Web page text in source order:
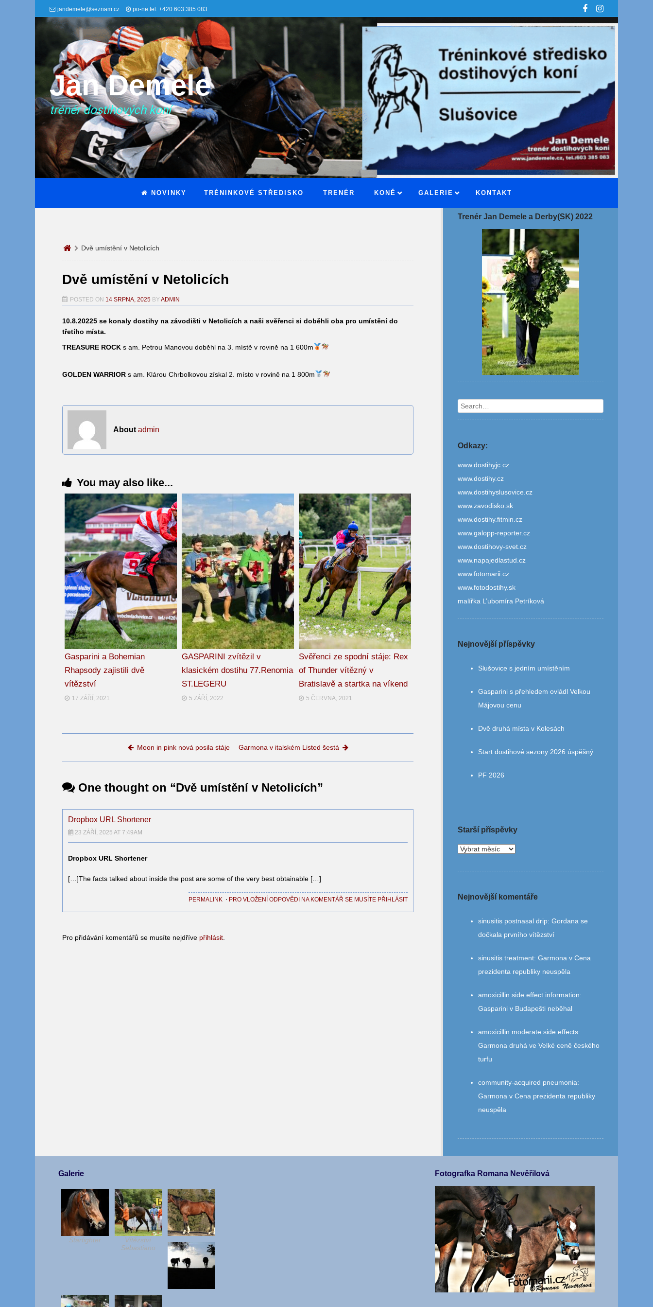
jandemele@seznam.cz po-ne tel: +420 603 385 083
Jan Demele
trénér dostihových koní
NOVINKY TRÉNINKOVÉ STŘEDISKO TRENÉR KONĚ GALERIE KONTAKT
Dvě umístění v Netolicích
Dvě umístění v Netolicích
POSTED ON 14 SRPNA, 2025 BYADMIN
10.8.20225 se konaly dostihy na závodišti v Netolicích a naši svěřenci si doběhli oba pro umístění do
třetího místa.
TREASURE ROCK s am. Petrou Manovou doběhl na 3. místě v rovině na 1 600m
GOLDEN WARRIOR s am. Klárou Chrbolkovou získal 2. místo v rovině na 1 800m
About admin
You may also like...
Gasparini a Bohemian
Rhapsody zajistili dvě
vítězství
17 ZÁŘÍ, 2021
GASPARINI zvítězil v
klasickém dostihu 77.Renomia
ST.LEGERU
5 ZÁŘÍ, 2022
Svěřenci ze spodní stáje: Rex
of Thunder vítězný v
Bratislavě a startka na víkend
5 ČERVNA, 2021
Post navigationMoon in pink nová posila stáje Garmona v italském Listed šestá
One thought on “Dvě umístění v Netolicích”
Dropbox URL Shortener
23 ZÁŘÍ, 2025 AT 7:49AM
Dropbox URL Shortener
[…]The facts talked about inside the post are some of the very best obtainable […]
PERMALINK⋅ PRO VLOŽENÍ ODPOVĚDI NA KOMENTÁŘ SE MUSÍTE PŘIHLÁSIT
Pro přidávání komentářů se musíte nejdříve přihlásit
Trenér Jan Demele a Derby(SK) 2022
Search
Odkazy:
www.dostihyjc.cz
www.dostihy.cz
www.dostihyslusovice.cz
www.zavodisko.sk
www.dostihy.fitmin.cz
www.galopp-reporter.cz
www.dostihovy-svet.cz
www.napajedlastud.cz
www.fotomarii.cz
www.fotodostihy.sk
malířka L’ubomíra Petríková
Nejnovější příspěvky
Slušovice s jedním umístěním
Gasparini s přehledem ovládl Velkou
Májovou cenu
Dvě druhá místa v Kolesách
Start dostihové sezony 2026 úspěšný
PF 2026
Starší příspěvky
Nejnovější komentáře
sinusitis postnasal drip: Gordana se
dočkala prvního vítězství
sinusitis treatment: Garmona v Cena
prezidenta republiky neuspěla
amoxicillin side effect information:
Gasparini v Budapešti neběhal
amoxicillin moderate side effects:
Garmona druhá ve Velké ceně českého
turfu
community‑acquired pneumonia:
Garmona v Cena prezidenta republiky
neuspěla
Galerie
Starfighter
Vítězství
Sebastiano
Fotografka Romana Nevěřilová